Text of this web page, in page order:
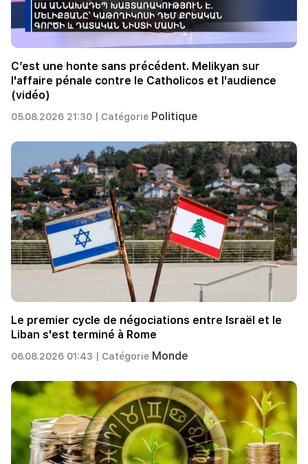
C’est une honte sans précédent. Melikyan sur
l'affaire pénale contre le Catholicos et l'audience
(vidéo)
05.08.2026 21:30 | Catégorie Politique
Le premier cycle de négociations entre Israël et le
Liban s'est terminé à Rome
06.08.2026 01:43 | Catégorie Monde